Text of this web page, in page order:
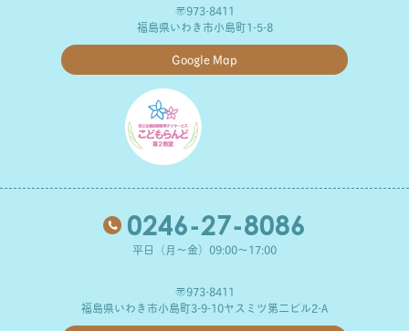
〒973-8411
福島県いわき市小島町1-5-8
Google Map
0246-27-8086
平日（月～金）09:00～17:00
〒973-8411
福島県いわき市小島町3-9-10ヤスミツ第二ビル2-A